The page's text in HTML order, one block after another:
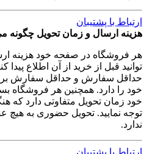
ارتباط با پشتیبان
هزینه ارسال و زمان تحویل چگونه
هر فروشگاه در صفحه خود هزینه
توانید قبل از خرید از آن اطلاع
حداقل سفارش و حداقل سفارش
خود را دارد. همچنین هر
خود زمان تحویل متفاوتی دارد که
توجه نمایید. تحویل حضوری به هیچ
ندارد.
ارتباط با پشتیبان